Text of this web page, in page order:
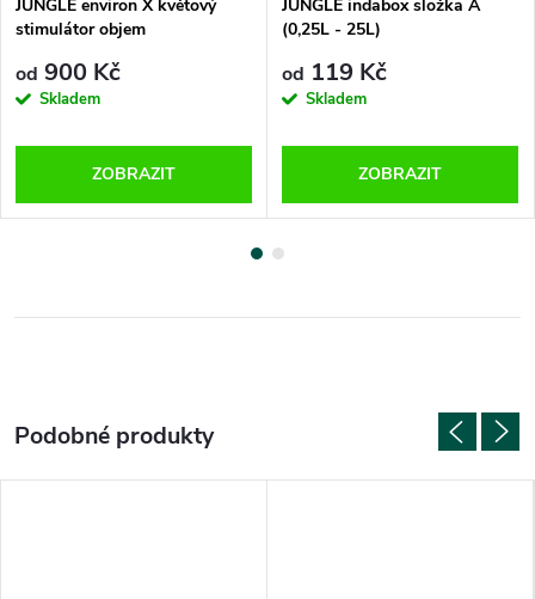
JUNGLE environ X květový
stimulátor objem
od 900 Kč
Skladem
ZOBRAZIT
JUNGLE indabox složka A
(0,25L - 25L)
od 119 Kč
Skladem
ZOBRAZIT